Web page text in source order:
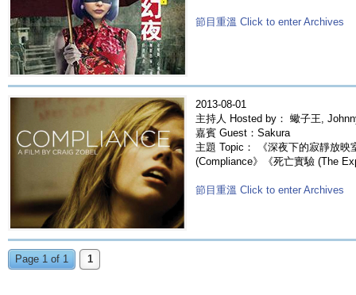
節目重溫 Click to enter Archives
2013-08-01
主持人 Hosted by： 蠍子王,
嘉賓 Guest：Sakura
主題 Topic： 《深夜下的寂靜放映
(Compliance》《死亡實驗 (The
節目重溫 Click to enter Archives
Page 1 of 1 1